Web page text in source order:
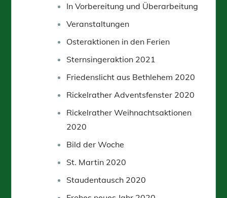
In Vorbereitung und Überarbeitung
Veranstaltungen
Osteraktionen in den Ferien
Sternsingeraktion 2021
Friedenslicht aus Bethlehem 2020
Rickelrather Adventsfenster 2020
Rickelrather Weihnachtsaktionen
2020
Bild der Woche
St. Martin 2020
Staudentausch 2020